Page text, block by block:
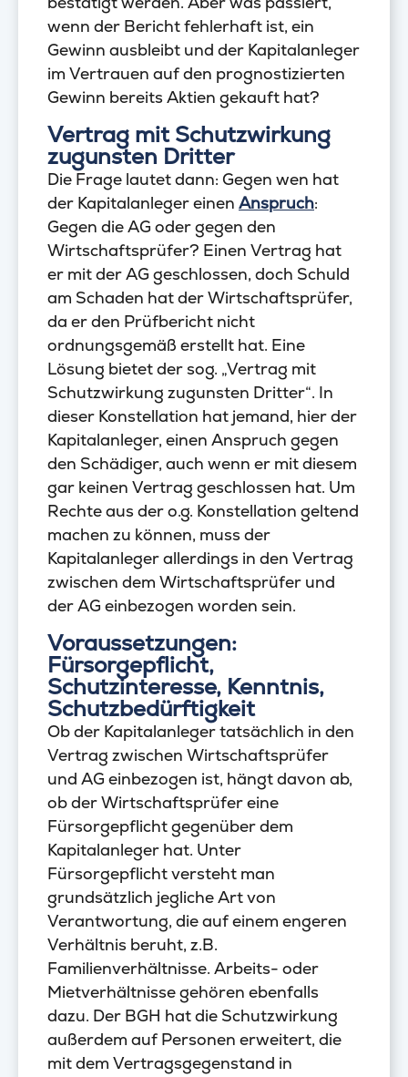
wenn der Bericht fehlerhaft ist, ein
Gewinn ausbleibt und der Kapitalanleger
im Vertrauen auf den prognostizierten
Gewinn bereits Aktien gekauft hat?
Vertrag mit Schutzwirkung
zugunsten Dritter
Die Frage lautet dann: Gegen wen hat
der Kapitalanleger einen Anspruch:
Gegen die AG oder gegen den
Wirtschaftsprüfer? Einen Vertrag hat
er mit der AG geschlossen, doch Schuld
am Schaden hat der Wirtschaftsprüfer,
da er den Prüfbericht nicht
ordnungsgemäß erstellt hat. Eine
Lösung bietet der sog. „Vertrag mit
Schutzwirkung zugunsten Dritter“. In
dieser Konstellation hat jemand, hier der
Kapitalanleger, einen Anspruch gegen
den Schädiger, auch wenn er mit diesem
gar keinen Vertrag geschlossen hat. Um
Rechte aus der o.g. Konstellation geltend
machen zu können, muss der
Kapitalanleger allerdings in den Vertrag
zwischen dem Wirtschaftsprüfer und
der AG einbezogen worden sein.
Voraussetzungen:
Fürsorgepflicht,
Schutzinteresse, Kenntnis,
Schutzbedürftigkeit
Ob der Kapitalanleger tatsächlich in den
Vertrag zwischen Wirtschaftsprüfer
und AG einbezogen ist, hängt davon ab,
ob der Wirtschaftsprüfer eine
Fürsorgepflicht gegenüber dem
Kapitalanleger hat. Unter
Fürsorgepflicht versteht man
grundsätzlich jegliche Art von
Verantwortung, die auf einem engeren
Verhältnis beruht, z.B.
Familienverhältnisse. Arbeits- oder
Mietverhältnisse gehören ebenfalls
dazu. Der BGH hat die Schutzwirkung
außerdem auf Personen erweitert, die
mit dem Vertragsgegenstand in